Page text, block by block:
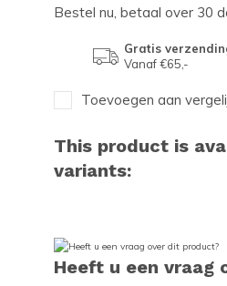
Bestel nu, betaal over 30
Gratis
Vanaf €65,-
Toevoegen aan
This product is
variants:
Heeft u een vraag